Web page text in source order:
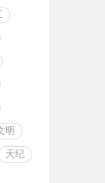
明
天纪